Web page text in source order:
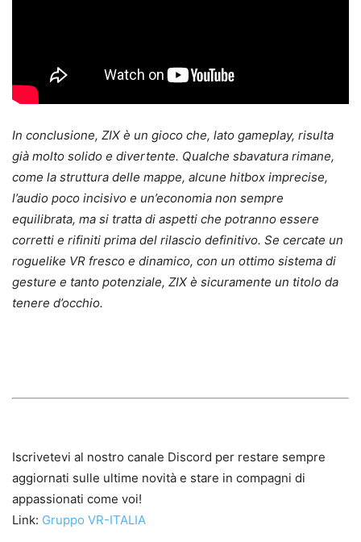
In conclusione, ZIX è un gioco che, lato gameplay, risulta
già molto solido e divertente. Qualche sbavatura rimane,
come la struttura delle mappe, alcune hitbox imprecise,
l’audio poco incisivo e un’economia non sempre
equilibrata, ma si tratta di aspetti che potranno essere
corretti e rifiniti prima del rilascio definitivo. Se cercate un
roguelike VR fresco e dinamico, con un ottimo sistema di
gesture e tanto potenziale, ZIX è sicuramente un titolo da
tenere d’occhio.
Iscrivetevi al nostro canale Discord per restare sempre
aggiornati sulle ultime novità e stare in compagni di
appassionati come voi!
Link: Gruppo VR-ITALIA